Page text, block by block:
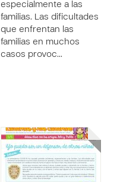
especialmente a las
familias. Las dificultades
que enfrentan las
familias en muchos
casos provoc…